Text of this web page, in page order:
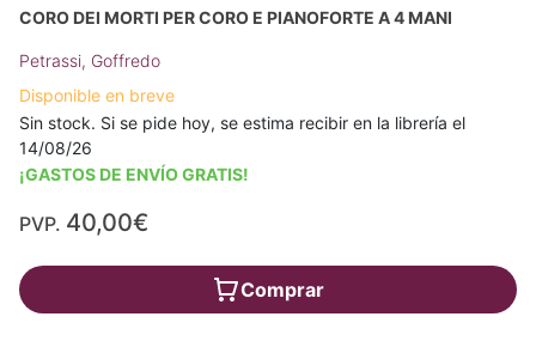
CORO DEI MORTI PER CORO E PIANOFORTE A 4 MANI
Petrassi, Goffredo
Disponible en breve
Sin stock. Si se pide hoy, se estima recibir en la librería el
14/08/26
¡GASTOS DE ENVÍO GRATIS!
PVP. 40,00€
Comprar